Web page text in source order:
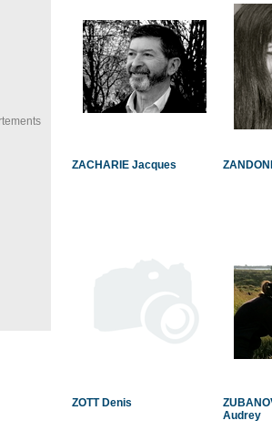
ZACHARIE Jacques
ZOTT Denis
Audrey